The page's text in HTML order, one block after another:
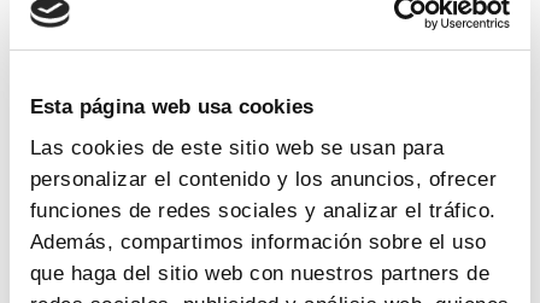
Esta página web usa cookies
Las cookies de este sitio web se usan para
personalizar el contenido y los anuncios, ofrecer
funciones de redes sociales y analizar el tráfico.
Además, compartimos información sobre el uso
que haga del sitio web con nuestros partners de
EFPIA Manifesto for an Integrated Life
FormatoPDF
28 | 3 | 2014
Toledo acoge el XVII Foro
FARMAINDUSTRIA-Comunidades